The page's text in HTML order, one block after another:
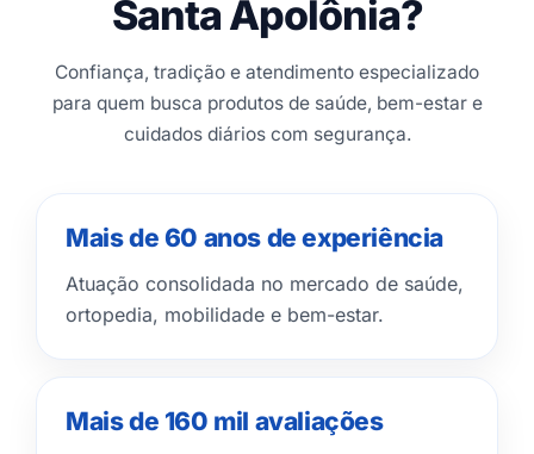
Santa Apolônia?
Confiança, tradição e atendimento especializado
para quem busca produtos de saúde, bem-estar e
cuidados diários com segurança.
Mais de 60 anos de experiência
Atuação consolidada no mercado de saúde,
ortopedia, mobilidade e bem-estar.
Mais de 160 mil avaliações